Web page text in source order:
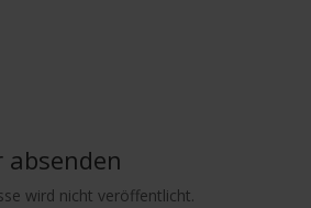
absenden
wird nicht veröffentlicht.